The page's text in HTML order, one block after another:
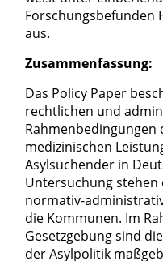
Forschungsbefunden
aus.
Zusammenfassung:
Das Policy Paper
rechtlichen und
Rahmenbedingungen
medizinischen
Asylsuchender in
Untersuchung
normativ-
die Kommunen. Im
Gesetzgebung sind
der Asylpolitik